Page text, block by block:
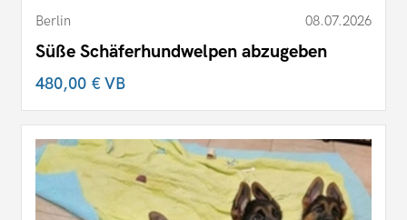
Berlin 08.07.2026
Süße Schäferhundwelpen abzugeben
480,00 €VB